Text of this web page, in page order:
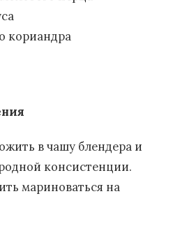
кориандра
в чашу блендера и
консистенции.
мариноваться на